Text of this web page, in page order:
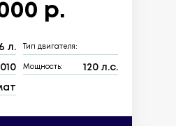
р.
л. Тип двигателя:
Мощность: 120 л.с.